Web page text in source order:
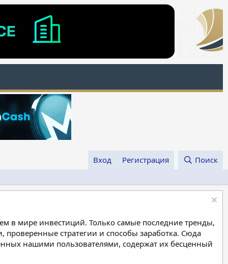
Вход Регистрация Поиск
в мире инвестиций. Только самые последние тренды,
стратегии и способы заработка. Сюда
нашими пользователями, содержат их бесценный